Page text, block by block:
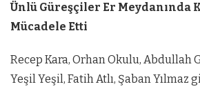
Ünlü Güreşçiler Er Meydanında
Mücadele Etti
Recep Kara, Orhan Okulu, Abdullah
Yeşil Yeşil, Fatih Atlı, Şaban Yılmaz